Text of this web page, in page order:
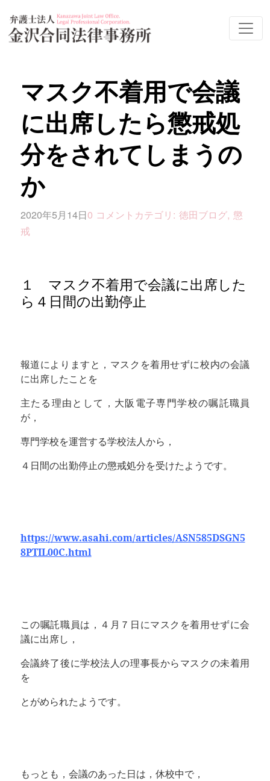
マスク不着用で会議
に出席したら懲戒処
分をされてしまうの
か
2020年5月14日0 コメント カテゴリ: 徳田ブログ, 懲
戒
１ マスク不着用で会議に出席した
ら４日間の出勤停止
報道によりますと，マスクを着用せずに校内の会議
に出席したことを
主たる理由として，大阪電子専門学校の嘱託職員
が，
専門学校を運営する学校法人から，
４日間の出勤停止の懲戒処分を受けたようです。
https://www.asahi.com/articles/ASN585DSGN5
8PTIL00C.html
この嘱託職員は，４月７日にマスクを着用せずに会
議に出席し，
会議終了後に学校法人の理事長からマスクの未着用
を
とがめられたようです。
もっとも，会議のあった日は，休校中で，